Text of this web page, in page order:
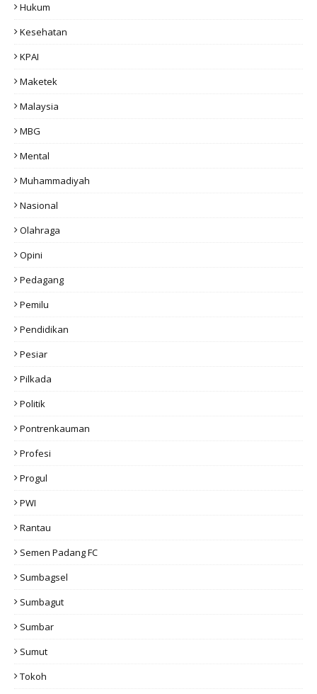
Hukum
Kesehatan
KPAI
Maketek
Malaysia
MBG
Mental
Muhammadiyah
Nasional
Olahraga
Opini
Pedagang
Pemilu
Pendidikan
Pesiar
Pilkada
Politik
Pontrenkauman
Profesi
Progul
PWI
Rantau
Semen Padang FC
Sumbagsel
Sumbagut
Sumbar
Sumut
Tokoh